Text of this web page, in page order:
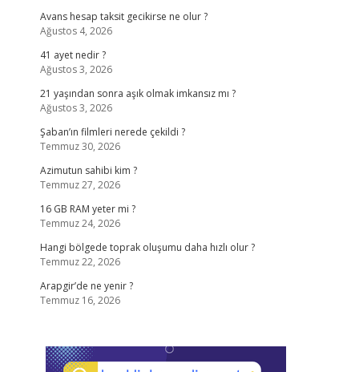
Avans hesap taksit gecikirse ne olur ?
Ağustos 4, 2026
41 ayet nedir ?
Ağustos 3, 2026
21 yaşından sonra aşık olmak imkansız mı ?
Ağustos 3, 2026
Şaban’ın filmleri nerede çekildi ?
Temmuz 30, 2026
Azimutun sahibi kim ?
Temmuz 27, 2026
16 GB RAM yeter mi ?
Temmuz 24, 2026
Hangi bölgede toprak oluşumu daha hızlı olur ?
Temmuz 22, 2026
Arapgir’de ne yenir ?
Temmuz 16, 2026